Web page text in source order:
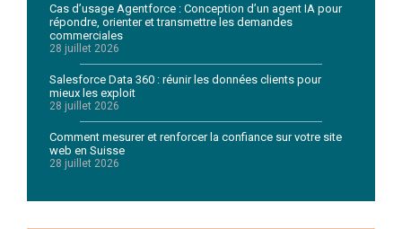
Cas d’usage Agentforce : Conception d’un agent IA pour
répondre, orienter et transmettre les demandes
commerciales
28 juillet 2026
Salesforce Data 360 : réunir les données clients pour
mieux les exploit
28 juillet 2026
Comment mesurer et renforcer la confiance sur votre site
web en Suisse
28 juillet 2026